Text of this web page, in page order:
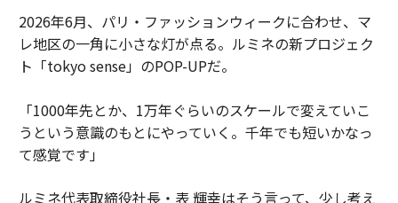
2026年6月、パリ・ファッションウィークに合わせ、マ
レ地区の一角に小さな灯が点る。ルミネの新プロジェク
ト「tokyo sense」のPOP-UPだ。
「1000年先とか、1万年ぐらいのスケールで変えていこ
うという意識のもとにやっていく。千年でも短いかなっ
て感覚です」
ルミネ代表取締役社長・表 輝幸はそう言って、少し考え